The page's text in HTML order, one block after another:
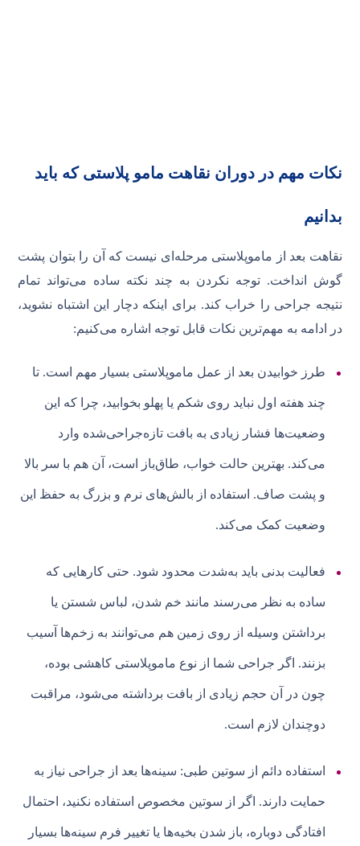
نکات مهم در دوران نقاهت مامو پلاستی که باید
بدانیم
نقاهت بعد از ماموپلاستی مرحله‌ای نیست که آن را بتوان پشت
گوش انداخت. توجه نکردن به چند نکته ساده می‌تواند تمام
نتیجه جراحی را خراب کند. برای اینکه دچار این اشتباه نشوید،
در ادامه به مهم‌ترین نکات قابل توجه اشاره می‌کنیم:
طرز خوابیدن بعد از عمل ماموپلاستی بسیار مهم است. تا
چند هفته اول نباید روی شکم یا پهلو بخوابید، چرا که این
وضعیت‌ها فشار زیادی به بافت تازه‌جراحی‌شده وارد
می‌کند. بهترین حالت خواب، طاق‌باز است، آن هم با سر بالا
و پشت صاف. استفاده از بالش‌های نرم و بزرگ به حفظ این
وضعیت کمک می‌کند.
فعالیت بدنی باید به‌شدت محدود شود. حتی کارهایی که
ساده به نظر می‌رسند مانند خم شدن، لباس شستن یا
برداشتن وسیله‌ از روی زمین هم می‌توانند به زخم‌ها آسیب
بزنند. اگر جراحی شما از نوع ماموپلاستی کاهشی بوده،
چون در آن حجم زیادی از بافت برداشته می‌شود، مراقبت
دوچندان لازم است.
استفاده دائم از سوتین طبی: سینه‌ها بعد از جراحی نیاز به
حمایت دارند. اگر از سوتین مخصوص استفاده نکنید، احتمال
افتادگی دوباره، باز شدن بخیه‌ها یا تغییر فرم سینه‌ها بسیار